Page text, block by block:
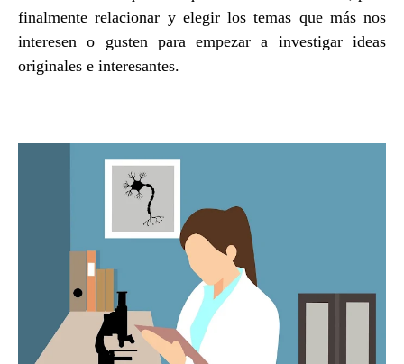
finalmente relacionar y elegir los temas que más nos
interesen o gusten para empezar a investigar ideas
originales e interesantes.